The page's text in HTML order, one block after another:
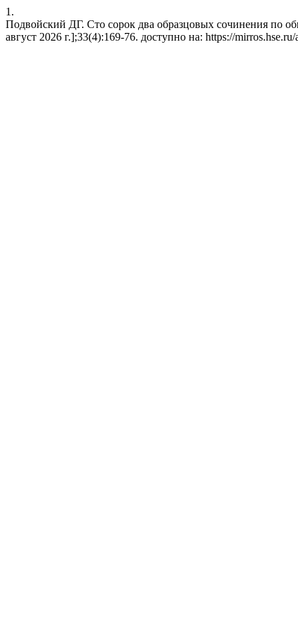
1.
Подвойский ДГ. Сто сорок два образцовых сочинения по
август 2026 г.];33(4):169-76. доступно на: https://